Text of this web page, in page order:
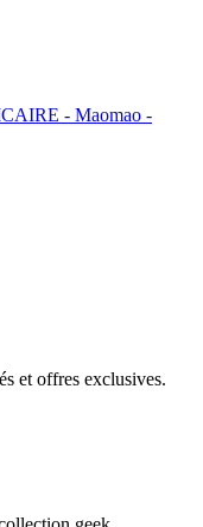
- Maomao -
et offres exclusives.